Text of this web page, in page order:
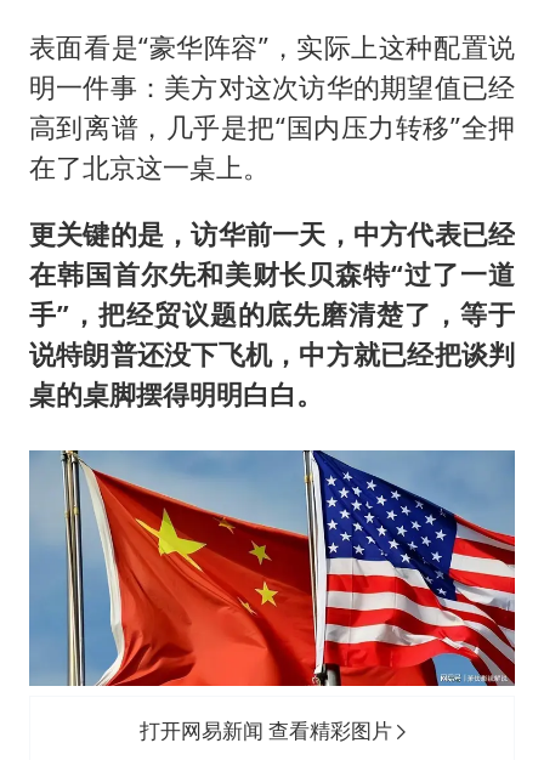
表面看是“豪华阵容”，实际上这种配置说
明一件事：美方对这次访华的期望值已经
高到离谱，几乎是把“国内压力转移”全押
在了北京这一桌上。
更关键的是，访华前一天，中方代表已经
在韩国首尔先和美财长贝森特“过了一道
手”，把经贸议题的底先磨清楚了，等于
说特朗普还没下飞机，中方就已经把谈判
桌的桌脚摆得明明白白。
打开网易新闻 查看精彩图片